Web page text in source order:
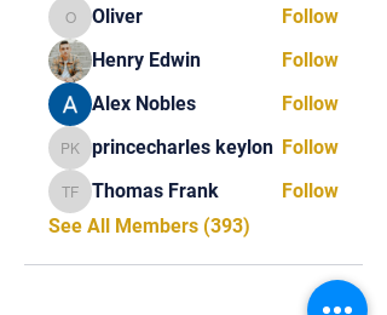
OliverOliver
Follow
Henry Edwin
Follow
Alex Nobles
Follow
princecharles keylon
princecharles keylon Follow
Thomas Frank
Thomas Frank
Follow
See All Members (393)